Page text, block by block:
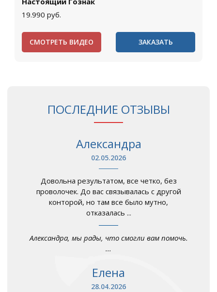
19.990 руб.
СМОТРЕТЬ ВИДЕО ЗАКАЗАТЬ
ПОСЛЕДНИЕ ОТЗЫВЫ
Александра
02.05.2026
Довольна результатом, все четко, без
проволочек. До вас связывалась с другой
конторой, но там все было мутно,
отказалась ...
Александра, мы рады, что смогли вам помочь.
...
Елена
28.04.2026